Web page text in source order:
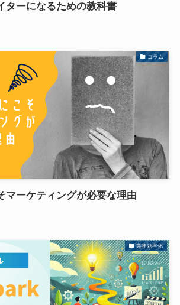
ターになるための教科書
コラム
マーケティングが必要な理由
業務効率化